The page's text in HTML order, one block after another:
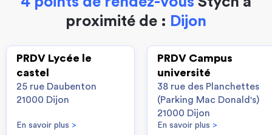
proximité de : Dijon
PRDV Lycée le
castel
25 rue Daubenton
21000 Dijon
En savoir plus >
PRDV Campus
université
38 rue des Planchettes
(Parking Mac Donald's)
21000 Dijon
En savoir plus >